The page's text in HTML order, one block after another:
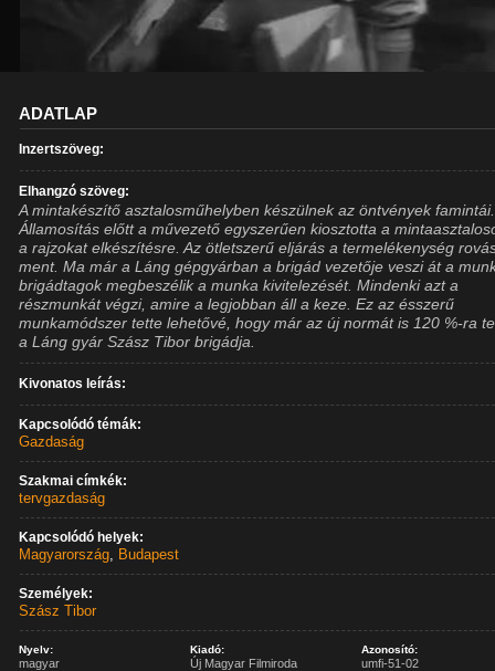
ADATLAP
Inzertszöveg:
Elhangzó szöveg:
A mintakészítő asztalosműhelyben készülnek az öntvények famintái.
Államosítás előtt a művezető egyszerűen kiosztotta a
a rajzokat elkészítésre. Az ötletszerű eljárás a termelékenység
ment. Ma már a Láng gépgyárban a brigád vezetője veszi át a
brigádtagok megbeszélik a munka kivitelezését. Mindenki azt a
részmunkát végzi, amire a legjobban áll a keze. Ez az ésszerű
munkamódszer tette lehetővé, hogy már az új normát is 120 %-ra
a Láng gyár Szász Tibor brigádja.
Kivonatos leírás:
Kapcsolódó témák:
Gazdaság
Szakmai címkék:
tervgazdaság
Kapcsolódó helyek:
Magyarország, Budapest
Személyek:
Szász Tibor
Nyelv:
magyar
Kiadó:
Új Magyar Filmiroda
Azonosító:
umfi-51-02